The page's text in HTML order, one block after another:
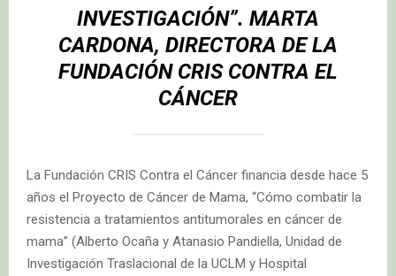
INVESTIGACIÓN”. MARTA
CARDONA, DIRECTORA DE LA
FUNDACIÓN CRIS CONTRA EL
CÁNCER
La Fundación CRIS Contra el Cáncer financia desde hace 5
años el Proyecto de Cáncer de Mama, “Cómo combatir la
resistencia a tratamientos antitumorales en cáncer de
mama” (Alberto Ocaña y Atanasio Pandiella, Unidad de
Investigación Traslacional de la UCLM y Hospital